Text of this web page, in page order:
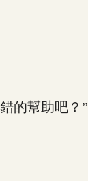
的幫助吧？”